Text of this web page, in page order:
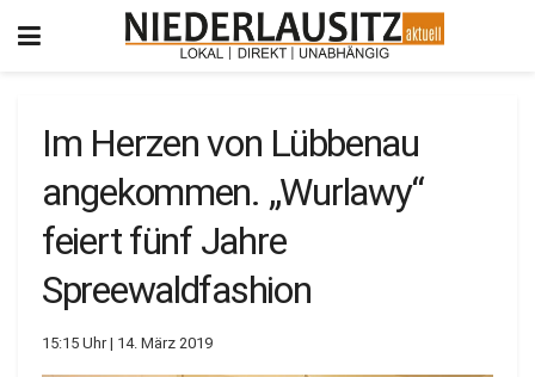
Im Herzen von Lübbenau
angekommen. „Wurlawy“
feiert fünf Jahre
Spreewaldfashion
15:15 Uhr | 14. März 2019